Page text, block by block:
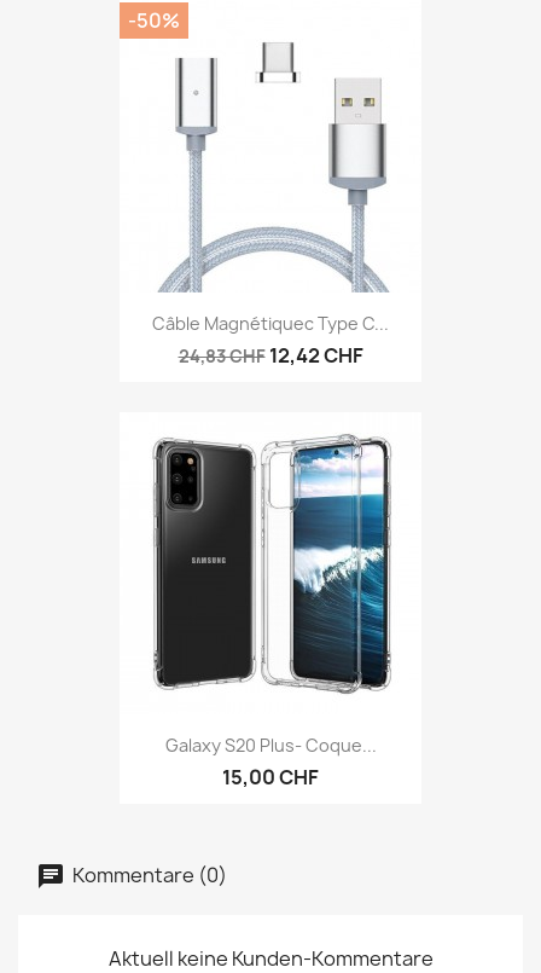
Câble Magnétiquec Type C...
24,83 CHF 12,42 CHF
-50%
Galaxy S20 Plus- Coque...
15,00 CHF
Kommentare (0)
Aktuell keine Kunden-Kommentare